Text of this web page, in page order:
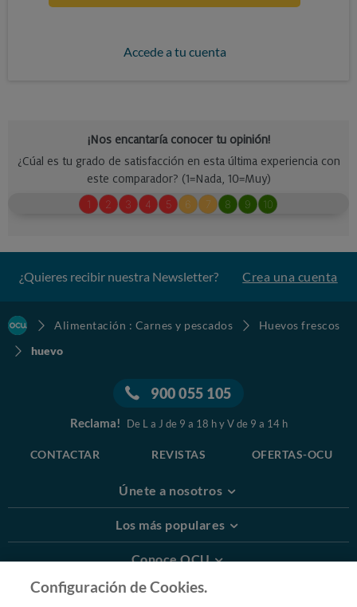
Accede a tu cuenta
¿Quieres recibir nuestra Newsletter? Crea una cuenta
Alimentación : Carnes y pescados
Huevos frescos
huevo
900 055 105
Reclama! De L a J de 9 a 18 h y V de 9 a 14 h
CONTACTAR REVISTAS OFERTAS-OCU
Únete a nosotros
Los más populares
Conoce OCU
Más Información
Configuración de Cookies.